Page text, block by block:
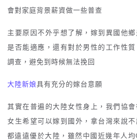
會對家庭背景薪資做一些普查
主要原因不外乎想了解，嫁到異國他
是否能適應，還有對於男性的工作性
調查，避免到時候無法挽回
大陸新娘具有充分的嫁台意願
其實在普遍的大陸女性身上，我們協
女生希望可以嫁到國外，拿台灣來說
都遠遠優於大陸，雖然中國近幾年人